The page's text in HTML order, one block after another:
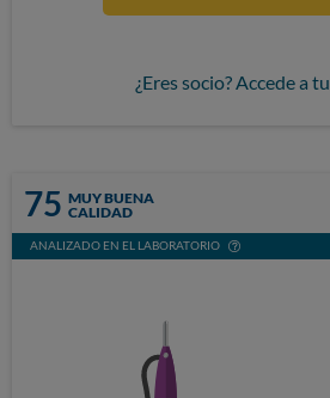
¿Eres socio? Accede a
75 MUY BUENA
CALIDAD
ANALIZADO EN EL LABORATORIO